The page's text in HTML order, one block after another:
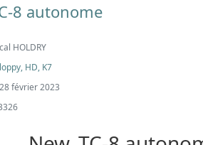
8 autonome
HOLDRY
HD, K7
février 2023